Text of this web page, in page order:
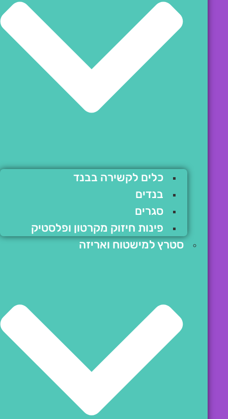
כלים לקשירה בבנד
בנדים
סגרים
פינות חיזוק מקרטון ופלסטיק
סטרץ למישטוח ואריזה